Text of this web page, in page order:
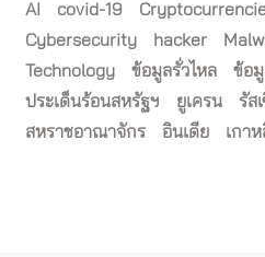
AI covid-19
Cybersecurity
hacker
Technology
ข้อมูลรั่วไหล ข้อ
ประเด็นร้อนสหรัฐฯ
ยูเครน รัส
สหราชอาณาจักร
อินเดีย เกา